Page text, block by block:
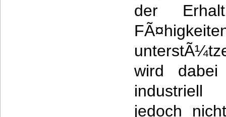
der
wird
industriell
jedoch